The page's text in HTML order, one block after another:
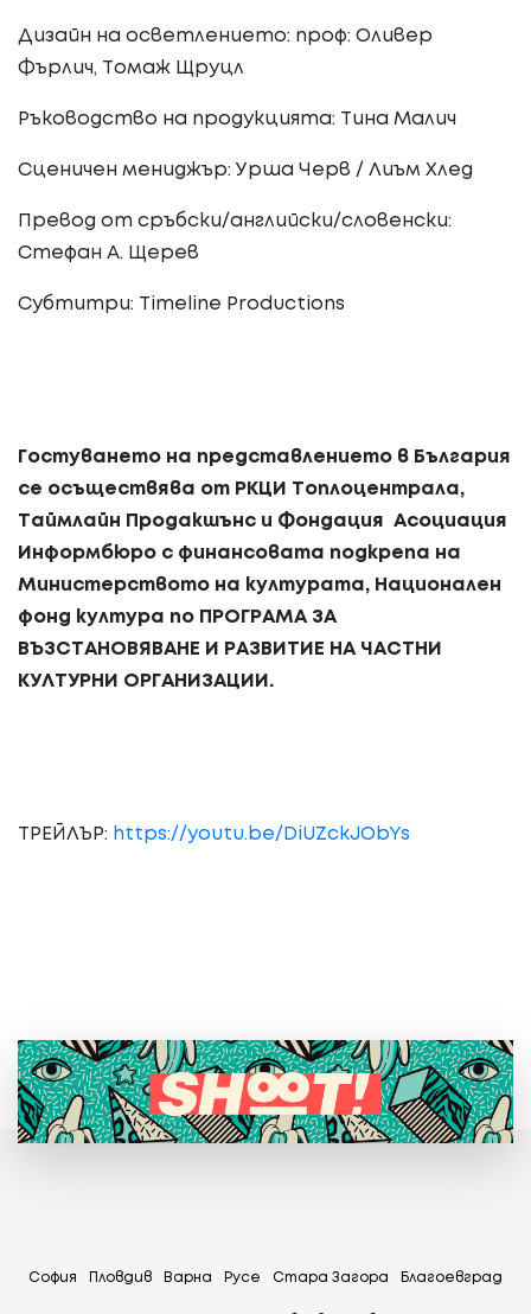
Дизайн на осветлението: проф: Оливер
Фърлич, Томаж Щруцл
Ръководство на продукцията: Тина Малич
Сценичен мениджър: Урша Черв / Лиъм Хлед
Превод от сръбски/английски/словенски:
Стефан А. Щерев
Субтитри: Timeline Productions
Гостуването на представлението в България
се осъществява от РКЦИ Топлоцентрала,
Таймлайн Продакшънс и Фондация Асоциация
Информбюро с финансовата подкрепа на
Министерството на културата, Национален
фонд култура по ПРОГРАМА ЗА
ВЪЗСТАНОВЯВАНЕ И РАЗВИТИЕ НА ЧАСТНИ
КУЛТУРНИ ОРГАНИЗАЦИИ.
ТРЕЙЛЪР: https://youtu.be/DiUZckJObYs
София Пловдив Варна Русе Стара Загора Благоевград